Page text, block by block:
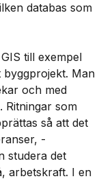
databas som
till exempel
Man
och med
Ritningar som
så att det
-
studera det
arbetskraft. I en